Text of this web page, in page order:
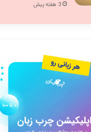
3 هفته پیش